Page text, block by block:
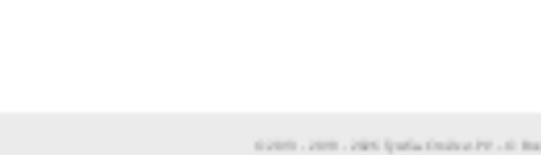
© 2013 - 2019 - 2026 ТумбыСтойки.РУ – ©